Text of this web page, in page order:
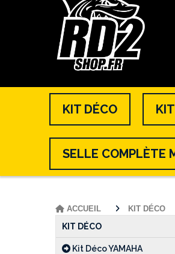
KIT DÉCO
SELLE COMPLÈTE
KIT DÉCO
Kit Déco YAMAHA
ACCUEIL KIT DÉCO